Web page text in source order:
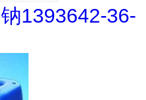
1393642-36-